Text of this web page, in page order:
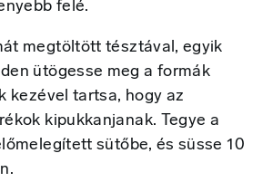
felé.
megtöltött tésztával, egyik
ütögesse meg a formák
kezével tartsa, hogy az
kipukkanjanak. Tegye a
sütőbe, és süsse 10